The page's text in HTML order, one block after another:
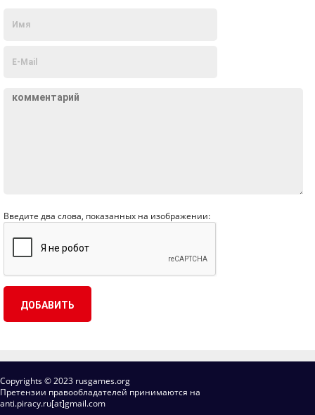
Введите два слова, показанных на изображении:
Copyrights © 2023 rusgames.org
Претензии правообладателей принимаются на
anti.piracy.ru[at]gmail.com